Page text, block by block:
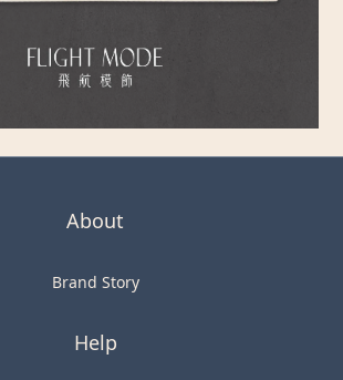
About
Brand Story
Help